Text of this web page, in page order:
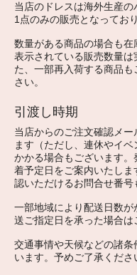
当店のドレスは海外生産
1点のみの販売となっており
数量がある商品の場合も在
表示されている販売数量
た、一部再入荷する商品
さい。
引渡し時期
当店からのご注文確認メ
ます（ただし、連休やイ
かかる場合もございます
着予定日をご案内いたし
認いただけるお問合せ番号
一部地域により配送日数
送ご指定日を承った場合は
交通事情や天候などの諸
います。予めご了承くださ